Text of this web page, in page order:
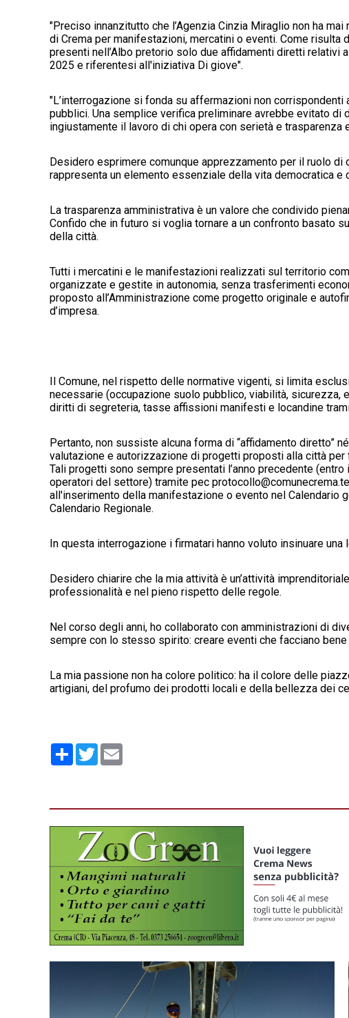
"Preciso innanzitutto che l’Agenzia Cinzia Miraglio non ha
di Crema per manifestazioni, mercatini o eventi. Come
presenti nell’Albo pretorio solo due affidamenti diretti relativi
2025 e riferentesi all'iniziativa Di giove".
"L’interrogazione si fonda su affermazioni non
pubblici. Una semplice verifica preliminare avrebbe evitato
ingiustamente il lavoro di chi opera con serietà e trasparenza
Desidero esprimere comunque apprezzamento per il ruolo
rappresenta un elemento essenziale della vita democratica e
La trasparenza amministrativa è un valore che condivido
Confido che in futuro si voglia tornare a un confronto basato
della città.
Tutti i mercatini e le manifestazioni realizzati sul territorio
organizzate e gestite in autonomia, senza trasferimenti
proposto all’Amministrazione come progetto originale e
d’impresa.
Il Comune, nel rispetto delle normative vigenti, si limita
necessarie (occupazione suolo pubblico, viabilità, sicurezza,
diritti di segreteria, tasse affissioni manifesti e locandine
Pertanto, non sussiste alcuna forma di “affidamento diretto”
valutazione e autorizzazione di progetti proposti alla città
Tali progetti sono sempre presentati l’anno precedente
operatori del settore) tramite pec
all'inserimento della manifestazione o evento nel Calendario
Calendario Regionale.
In questa interrogazione i firmatari hanno voluto insinuare
Desidero chiarire che la mia attività è un’attività
professionalità e nel pieno rispetto delle regole.
Nel corso degli anni, ho collaborato con amministrazioni di
sempre con lo stesso spirito: creare eventi che facciano
La mia passione non ha colore politico: ha il colore delle
artigiani, del profumo dei prodotti locali e della bellezza dei
Condividi
Twitter